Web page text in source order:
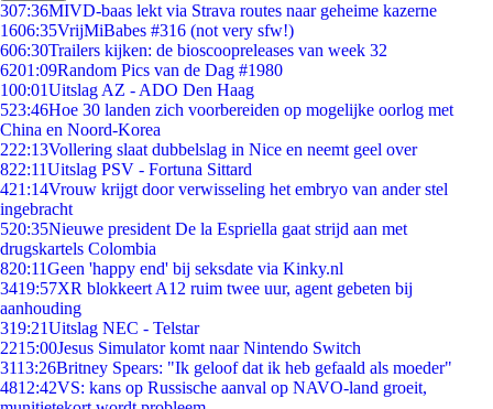
307:36MIVD-baas lekt via Strava routes naar geheime kazerne
1606:35VrijMiBabes #316 (not very sfw!)
606:30Trailers kijken: de bioscoopreleases van week 32
6201:09Random Pics van de Dag #1980
100:01Uitslag AZ - ADO Den Haag
523:46Hoe 30 landen zich voorbereiden op mogelijke oorlog met
China en Noord-Korea
222:13Vollering slaat dubbelslag in Nice en neemt geel over
822:11Uitslag PSV - Fortuna Sittard
421:14Vrouw krijgt door verwisseling het embryo van ander stel
ingebracht
520:35Nieuwe president De la Espriella gaat strijd aan met
drugskartels Colombia
820:11Geen 'happy end' bij seksdate via Kinky.nl
3419:57XR blokkeert A12 ruim twee uur, agent gebeten bij
aanhouding
319:21Uitslag NEC - Telstar
2215:00Jesus Simulator komt naar Nintendo Switch
3113:26Britney Spears: "Ik geloof dat ik heb gefaald als moeder"
4812:42VS: kans op Russische aanval op NAVO-land groeit,